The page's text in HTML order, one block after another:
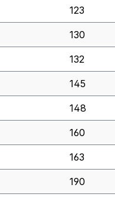
123
130
132
145
148
160
163
190